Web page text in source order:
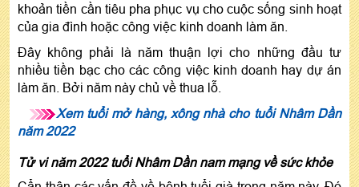
khoản tiền cần tiêu pha phục vụ cho cuộc sống sinh hoạt
của gia đình hoặc công việc kinh doanh làm ăn.
Đây không phải là năm thuận lợi cho những đầu tư
nhiều tiền bạc cho các công việc kinh doanh hay dự án
làm ăn. Bởi năm này chủ về thua lỗ.
Xem tuổi mở hàng, xông nhà cho tuổi Nhâm Dần
năm 2022
Tử vi năm 2022 tuổi Nhâm Dần nam mạng về sức khỏe